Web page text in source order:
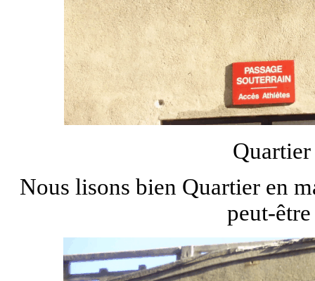
Quartier
Nous lisons bien Quartier en
peut-